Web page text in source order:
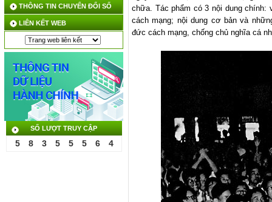
THÔNG TIN CHUYỂN ĐỔI SỐ
LIÊN KẾT WEB
SỐ LƯỢT TRUY CẬP
5 8 3 5 5 5 6 4
chữa. Tác phẩm có 3 nội dung
cách mạng; nội dung cơ bản và
đức cách mạng, chống chủ nghĩa cá